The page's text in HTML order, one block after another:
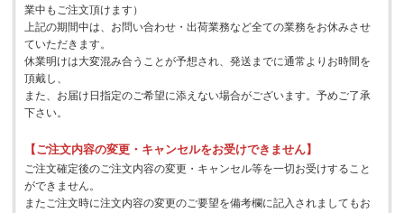
業中もご注文頂けます）
上記の期間中は、お問い合わせ・出荷業務など全ての業務をお休みさせ
ていただきます。
休業明けは大変混み合うことが予想され、発送までに通常よりお時間を
頂戴し、
また、お届け日指定のご希望に添えない場合がございます。予めご了承
下さい。
【ご注文内容の変更・キャンセルをお受けできません】
ご注文確定後のご注文内容の変更・キャンセル等を一切お受けすること
ができません。
またご注文時に注文内容の変更のご要望を備考欄に記入されましてもお